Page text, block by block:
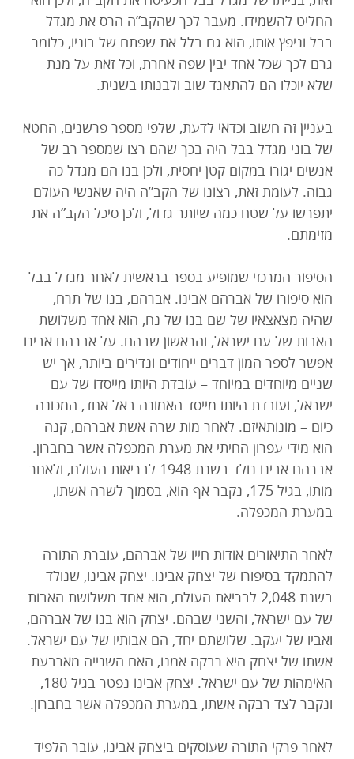
החליט להשמידו. מעבר לכך שהקב”ה הרס את מגדל
בבל וניפץ אותו, הוא גם בלל את שפתם של בוניו, כלומר
גרם לכך שכל אחד יבין שפה אחרת, וכל זאת על מנת
שלא יוכלו הם להתאגד שוב ולבנותו בשנית.
בעניין זה חשוב וכדאי לדעת, שלפי מספר פרשנים, החטא
של בוני מגדל בבל היה בכך שהם רצו שמספר רב של
אנשים יגורו במקום קטן יחסית, ולכן בנו הם מגדל כה
גבוה. לעומת זאת, רצונו של הקב”ה היה שאנשי העולם
יתפרשו על שטח כמה שיותר גדול, ולכן סיכל הקב”ה את
מזימתם.
הסיפור המרכזי שמופיע בספר בראשית לאחר מגדל בבל
הוא סיפורו של אברהם אבינו. אברהם, בנו של תרח,
שהיה מצאצאיו של שם בנו של נח, הוא אחד משלושת
האבות של עם ישראל, והראשון שבהם. על אברהם אבינו
אפשר לספר המון דברים ייחודים ונדירים ביותר, אך יש
שניים מיוחדים במיוחד – עובדת היותו מייסדו של עם
ישראל, ועובדת היותו מייסד האמונה באל אחד, המכונה
כיום – מונותאיזם. לאחר מות שרה אשת אברהם, קנה
הוא מידי עפרון החיתי את מערת המכפלה אשר בחברון.
אברהם אבינו נולד בשנת 1948 לבריאות העולם, ולאחר
מותו, בגיל 175, נקבר אף הוא, בסמוך לשרה אשתו,
במערת המכפלה.
לאחר התיאורים אודות חייו של אברהם, עוברת התורה
להתמקד בסיפורו של יצחק אבינו. יצחק אבינו, שנולד
בשנת 2,048 לבריאת העולם, הוא אחד משלושת האבות
של עם ישראל, והשני שבהם. יצחק הוא בנו של אברהם,
ואביו של יעקב. שלושתם יחד, הם אבותיו של עם ישראל.
אשתו של יצחק היא רבקה אמנו, האם השנייה מארבעת
האימהות של עם ישראל. יצחק אבינו נפטר בגיל 180,
ונקבר לצד רבקה אשתו, במערת המכפלה אשר בחברון.
לאחר פרקי התורה שעוסקים ביצחק אבינו, עובר הלפיד